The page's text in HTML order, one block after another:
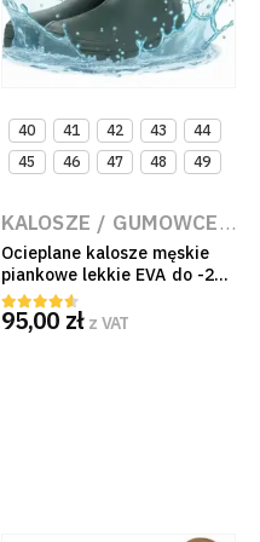
40 41 42 43
44
45
46 47 48 49
KALOSZE / GUMOWCE ROBOCZE
Ocieplane kalosze męskie
piankowe lekkie EVA do -20C
Demar Farmer z wymiennym
wkładem
4.50 out of 5
95,00 zł z VAT